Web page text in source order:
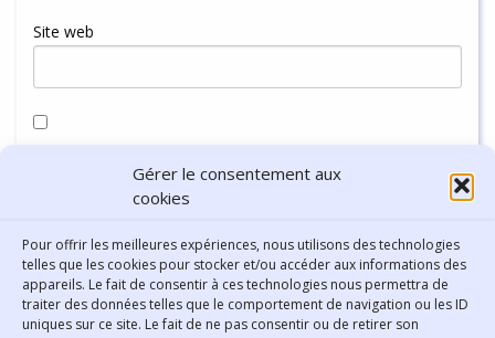
Gérer le consentement aux
cookies
Pour offrir les meilleures expériences, nous utilisons des technologies
telles que les cookies pour stocker et/ou accéder aux informations des
appareils. Le fait de consentir à ces technologies nous permettra de
traiter des données telles que le comportement de navigation ou les ID
uniques sur ce site. Le fait de ne pas consentir ou de retirer son
Site web
navigateur pour mon prochain commentaire.